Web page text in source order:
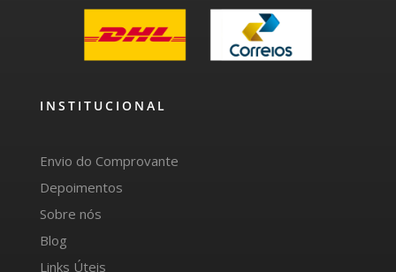
INSTITUCIONAL
Envio do Comprovante
Depoimentos
Sobre nós
Blog
Links Úteis